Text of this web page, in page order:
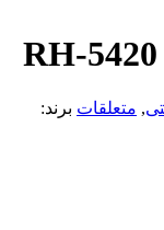
, متعلقات برند: